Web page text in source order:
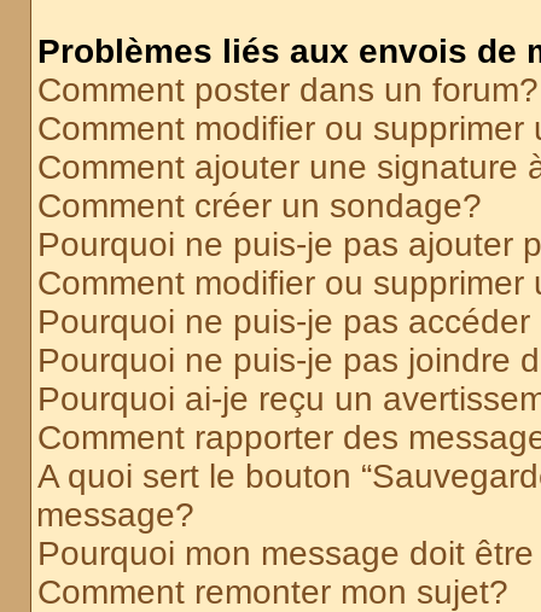
Problèmes liés aux envois de
Comment poster dans un forum?
Comment modifier ou supprimer
Comment ajouter une signature
Comment créer un sondage?
Pourquoi ne puis-je pas ajouter
Comment modifier ou supprimer
Pourquoi ne puis-je pas
Pourquoi ne puis-je pas joindre
Pourquoi ai-je reçu un
Comment rapporter des
A quoi sert le bouton
message?
Pourquoi mon message doit
Comment remonter mon sujet?